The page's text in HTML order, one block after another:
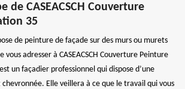
de CASEACSCH Couverture
35
de peinture de façade sur des murs ou murets
vous adresser à CASEACSCH Couverture Peinture
un façadier professionnel qui dispose d’une
Elle veillera à ce que le travail qui vous